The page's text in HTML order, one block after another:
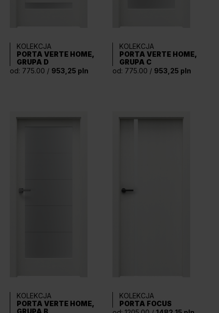
KOLEKCJA
PORTA VERTE HOME,
GRUPA D
od: 775.00 / 953,25 pln
KOLEKCJA
PORTA VERTE HOME,
GRUPA C
od: 775.00 / 953,25 pln
KOLEKCJA
PORTA VERTE HOME,
GRUPA B
KOLEKCJA
PORTA FOCUS